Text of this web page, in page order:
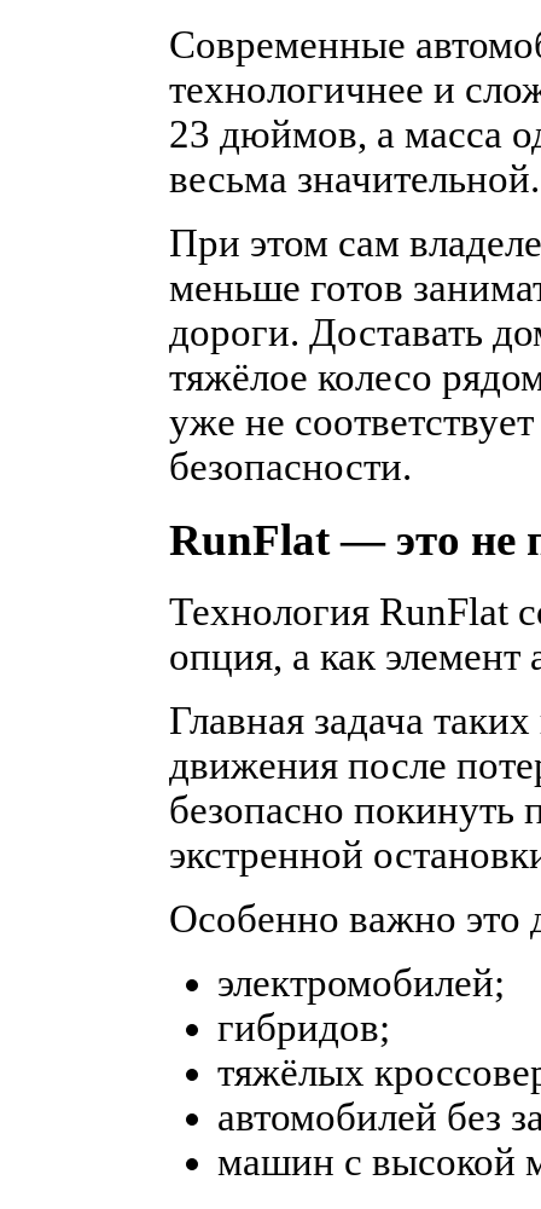
Современные
технологичнее и
23 дюймов, а масса
весьма значительной.
При этом сам
меньше готов
дороги. Доставать
тяжёлое колесо
уже не
безопасности.
RunFlat — это не
Технология RunFlat
опция, а как элемент
Главная задача
движения после
безопасно покинуть
экстренной
Особенно важно это
электромобилей;
гибридов;
тяжёлых
автомобилей без
машин с высокой